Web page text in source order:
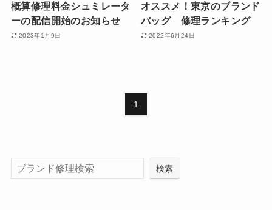
概算修理料金シュミレータ
ーの配信開始のお知らせ
2023年1月9日
オススメ！東京のブランド
バッグ 修理ランキング
2022年6月24日
1
検索